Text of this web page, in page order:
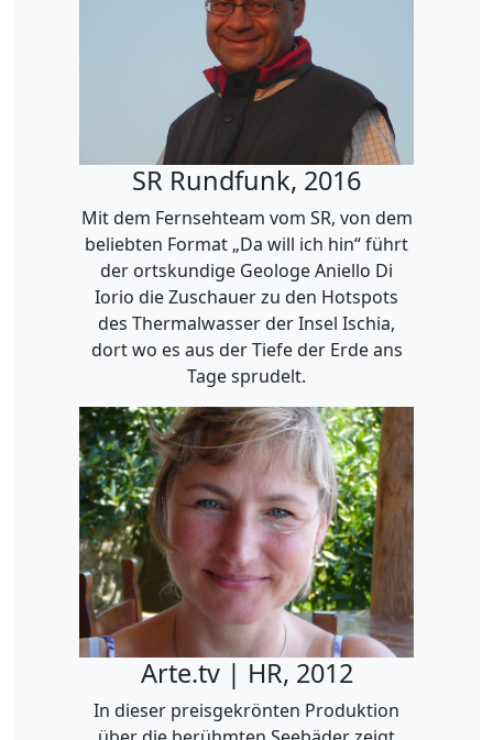
SR Rundfunk, 2016
Mit dem Fernsehteam vom SR, von dem
beliebten Format „Da will ich hin“ führt
der ortskundige Geologe Aniello Di
Iorio die Zuschauer zu den Hotspots
des Thermalwasser der Insel Ischia,
dort wo es aus der Tiefe der Erde ans
Tage sprudelt.
Arte.tv | HR, 2012
In dieser preisgekrönten Produktion